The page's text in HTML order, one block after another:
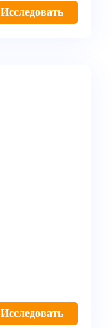
Исследовать
Исследовать